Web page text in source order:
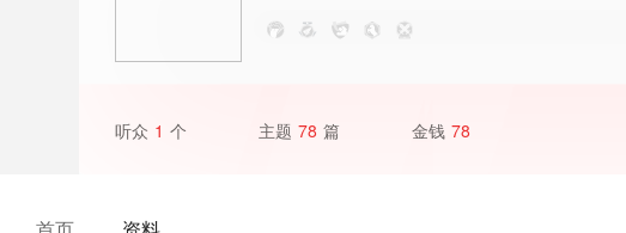
听众 1 个 主题 78 篇 金钱 78